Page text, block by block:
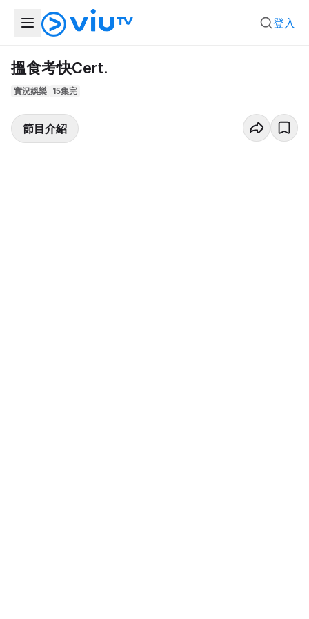
登入
搵食考快Cert.
實況娛樂 15集完
節目介紹